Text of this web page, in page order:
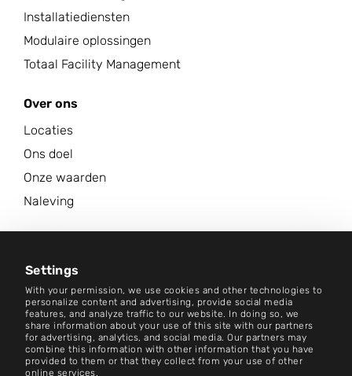
Settings
With your permission, we use cookies and other technologies to
personalize content and advertising, provide social media
features, and analyze traffic to our website. In doing so, we
share information about your use of this site with our partners
for advertising, analytics, and social media. Our partners may
combine this information with other information that you have
provided to them or that they collect from your use of other
online services.
Installatiediensten
Modulaire oplossingen
Totaal Facility Management
Over ons
Locaties
Ons doel
Onze waarden
Naleving
Nieuwscentrum
Neem contact op met
Carrière
Algemene voorwaarden